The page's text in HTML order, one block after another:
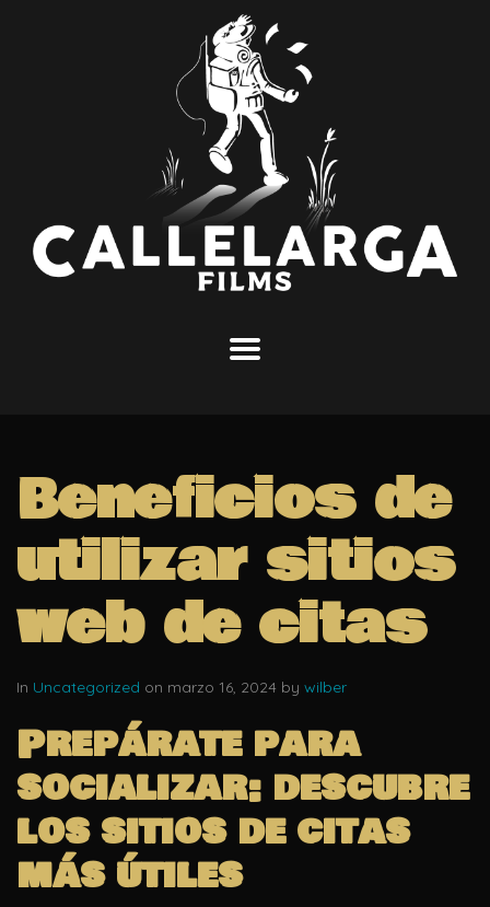
Beneficios de
utilizar sitios
web de citas
In Uncategorized on marzo 16, 2024 by wilber
Prepárate para
socializar: descubre
los sitios de citas
más útiles